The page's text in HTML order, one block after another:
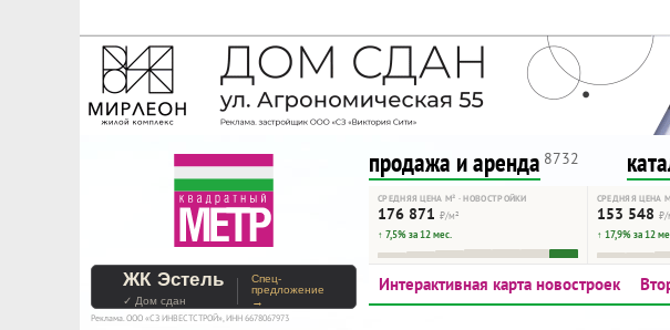
На Метре реклама - только
Помогайте независимому ресурсу,
продажа и аренда 8732
СРЕДНЯЯ ЦЕНА М² · НОВОСТРОЙКИ
176 871 ₽/м²
↑ 7,5% за 12 мес.
СРЕДНЯЯ ЦЕНА
153 548 ₽/
↑ 17,9% за 12
ЖК Эстель
✓ Дом сдан
Спец-
предложение
→
Реклама. ООО «СЗ ИНВЕСТСТРОЙ», ИНН 6678067973
Интерактивная карта новостроек